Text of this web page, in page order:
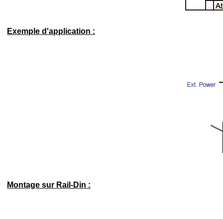
Exemple d'application :
Montage sur Rail-Din :